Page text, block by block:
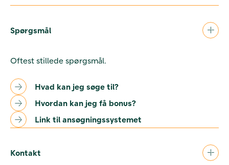
Spørgsmål
Oftest stillede spørgsmål.
Hvad kan jeg søge til?
Hvordan kan jeg få bonus?
Link til ansøgningssystemet
Kontakt